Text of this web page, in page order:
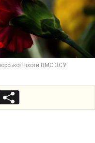
піхоти ВМС ЗСУ